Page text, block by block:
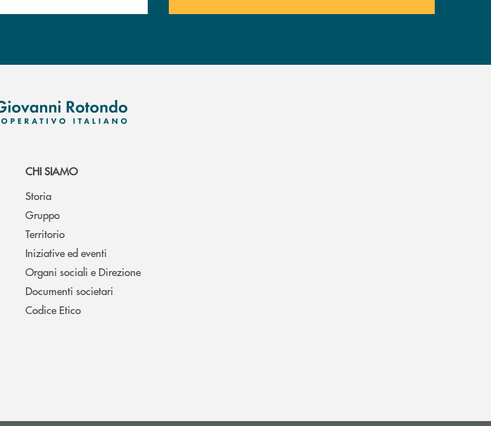
CHI SIAMO
Storia
Gruppo
Territorio
Iniziative ed eventi
Organi sociali e Direzione
Documenti societari
Codice Etico